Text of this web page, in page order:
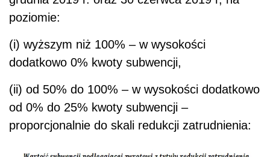
poziomie:
(i) wyższym niż 100% – w wysokości
dodatkowo 0% kwoty subwencji,
(ii) od 50% do 100% – w wysokości dodatkowo
od 0% do 25% kwoty subwencji –
proporcjonalnie do skali redukcji zatrudnienia: